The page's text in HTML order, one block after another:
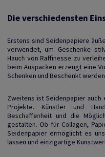
Die verschiedensten
Erstens sind Seidenpapiere
verwendet, um Geschenke
Hauch von Raffinesse zu
beim Auspacken erzeugt eine
Schenken und Beschenkt
Zweitens ist Seidenpapier
Projekte. Künstler und
Beschaffenheit und die
gestalten. Ob für Collagen,
Seidenpapier ermöglicht es
lassen und einzigartige